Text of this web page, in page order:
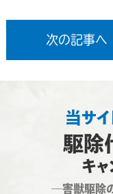
次の記事へ
当サ
駆除
キ
―害獣駆除